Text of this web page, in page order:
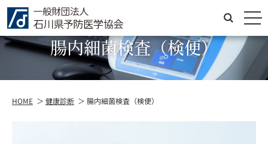
メ
健康診断
腸内細菌検査（検便）
HOME 健康診断 腸内細菌検査（検便）